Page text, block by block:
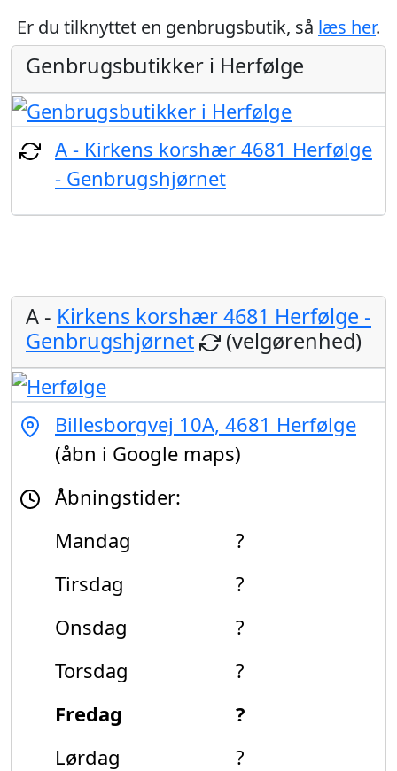
Er du tilknyttet en genbrugsbutik, så læs her.
Genbrugsbutikker i Herfølge
A - Kirkens korshær 4681 Herfølge
- Genbrugshjørnet
A - Kirkens korshær 4681 Herfølge -
Genbrugshjørnet
(velgørenhed)
Billesborgvej 10A, 4681 Herfølge
(åbn i Google maps)
Åbningstider:
Mandag
?
Tirsdag
?
Onsdag
?
Torsdag
?
Fredag
?
Lørdag
?